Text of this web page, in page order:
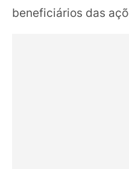
beneficiários das